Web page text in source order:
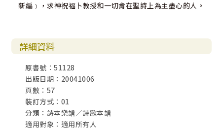
新編﹞，求神祝福卜教授和一切肯在聖詩上為主盡心的人。
詳細資料
原書號：51128
出版日期：20041006
頁數：57
裝訂方式：01
分類：詩本樂譜／詩歌本譜
適用對象：適用所有人